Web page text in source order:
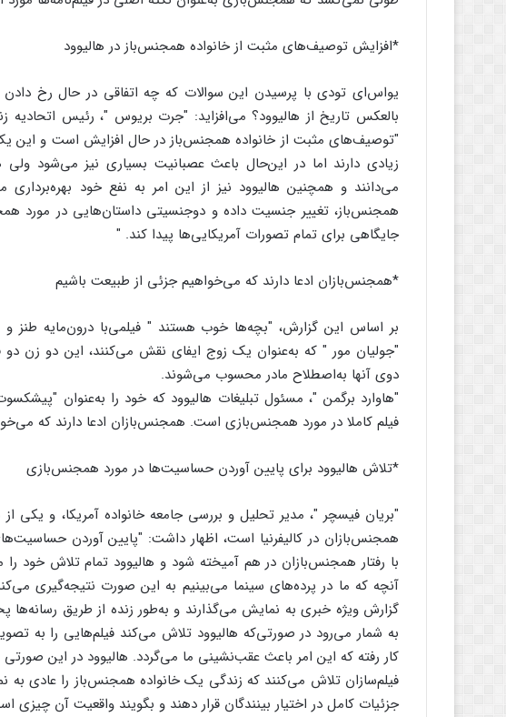
*افزایش توصیف‌های مثبت از خانواده‌ همجنس‌باز در هالیوود
یواس‌ای تودی با پرسیدن این سوالات که چه اتفاقی در حال رخ دادن
بالعکس تاریخ از هالیوود؟ می‌افزاید: "جرت بریوس "، رئیس اتحادیه
"توصیف‌های مثبت از خانواده‌ همجنس‌باز در حال افزایش است و این
زیادی دارند اما در این‌حال باعث عصبانیت بسیاری نیز می‌شود
می‌دانند و همچنین هالیوود نیز از این امر به نفع خود بهره‌برداری
همجنس‌باز، تغییر جنسیت داده و دوجنسیتی داستان‌هایی در مورد
جایگاهی برای تمام تصورات آمریکایی‌ها پیدا کند. "
*همجنس‌بازان ادعا دارند که می‌خواهیم جزئی از طبیعت باشیم
بر اساس این گزارش، "بچه‌ها خوب هستند " فیلمی‌با درون‌مایه طنز و
"جولیان مور " که به‌عنوان یک زوج ایفای نقش می‌کنند، این دو زن دو
دوی آنها به‌اصطلاح مادر محسوب می‌شوند.
"هاوارد برگمن "، مسئول تبلیغات هالیوود که خود را به‌عنوان
فیلم کاملا در مورد همجنس‌بازی است. همجنس‌بازان ادعا دارند که
*تلاش هالیوود برای پایین آوردن حساسیت‌ها در مورد همجنس‌بازی
"بریان فیسچر "، مدیر تحلیل و بررسی جامعه خانواده آمریکا، و
همجنس‌بازان در کالیفرنیا است، اظهار داشت: "پایین آوردن
با رفتار همجنس‌بازان در هم آمیخته شود و هالیوود تمام تلاش خود
آنچه که ما در پرده‌های سینما می‌بینیم به این صورت نتیجه‌گیری
گزارش ویژه خبری به نمایش می‌گذارند و به‌طور زنده از طریق
به شمار می‌رود در صورتی‌که هالیوود تلاش می‌کند فیلم‌هایی را به
کار رفته که این امر باعث عقب‌نشینی ما می‌گردد. هالیوود در این
فیلم‌سازان تلاش می‌کنند که زندگی یک خانواده همجنس‌باز را عادی به
جزئیات کامل در اختیار بینندگان قرار دهند و بگویند واقعیت آن